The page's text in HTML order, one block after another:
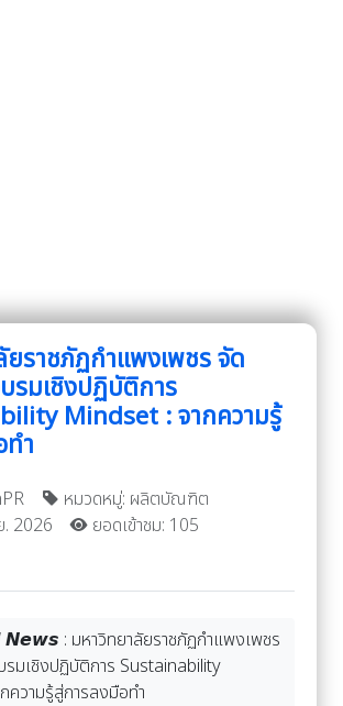
ราชภัฏกำแพงเพชร จัด
รมเชิงปฏิบัติการ
Mindset : จากความรู้
ำ
หมวดหมู่: ผลิตบัณฑิต
. 2026
ยอดเข้าชม: 105
: มหาวิทยาลัยราชภัฏกำแพงเพชร
รมเชิงปฏิบัติการ Sustainability
ความรู้สู่การลงมือทำ